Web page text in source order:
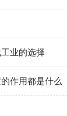
业的选择
作用都是什么